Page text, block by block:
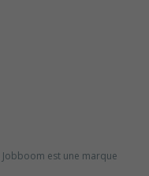
Jobboom est une marque